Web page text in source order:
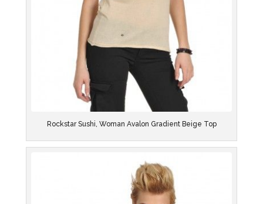
Rockstar Sushi, Woman Avalon Gradient Beige Top